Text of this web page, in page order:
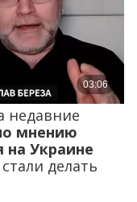
недавние
мнению
на Украине
делать